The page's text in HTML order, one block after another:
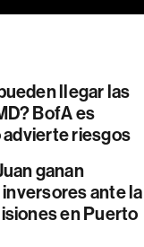
llegar las
BofA es
riesgos
ganan
ante la
en Puerto